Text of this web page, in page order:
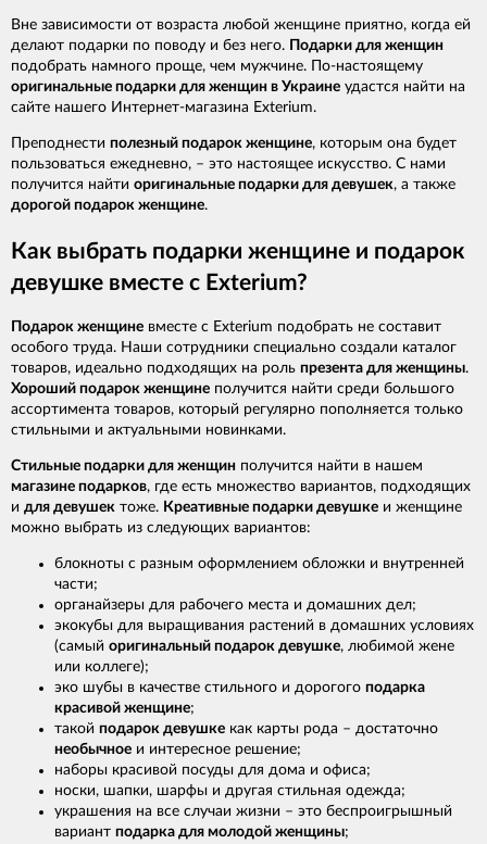
Вне зависимости от возраста любой женщине приятно, когда ей
делают подарки по поводу и без него. Подарки для женщин
подобрать намного проще, чем мужчине. По-настоящему
оригинальные подарки для женщин в Украине удастся найти на
сайте нашего Интернет-магазина Exterium.
Преподнести полезный подарок женщине, которым она будет
пользоваться ежедневно, – это настоящее искусство. С нами
получится найти оригинальные подарки для девушек, а также
дорогой подарок женщине.
Как выбрать подарки женщине и подарок
девушке вместе с Exterium?
Подарок женщине вместе с Exterium подобрать не составит
особого труда. Наши сотрудники специально создали каталог
товаров, идеально подходящих на роль презента для женщины.
Хороший подарок женщине получится найти среди большого
ассортимента товаров, который регулярно пополняется только
стильными и актуальными новинками.
Стильные подарки для женщин получится найти в нашем
магазине подарков, где есть множество вариантов, подходящих
и для девушек тоже. Креативные подарки девушке и женщине
можно выбрать из следующих вариантов:
блокноты с разным оформлением обложки и внутренней
части;
органайзеры для рабочего места и домашних дел;
экокубы для выращивания растений в домашних условиях
(самый оригинальный подарок девушке, любимой жене
или коллеге);
эко шубы в качестве стильного и дорогого подарка
красивой женщине;
такой подарок девушке как карты рода – достаточно
необычное и интересное решение;
наборы красивой посуды для дома и офиса;
носки, шапки, шарфы и другая стильная одежда;
украшения на все случаи жизни – это беспроигрышный
вариант подарка для молодой женщины;